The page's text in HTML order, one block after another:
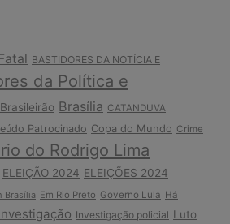
BASTIDORES DA NOTÍCIA E
da Política e
Brasileirão Brasília CATANDUVA
Patrocinado Copa do Mundo Crime
do Rodrigo Lima
ELEIÇÃO 2024 ELEIÇÕES 2024
Brasília Em Rio Preto Governo Lula Há
Investigação policial Luto